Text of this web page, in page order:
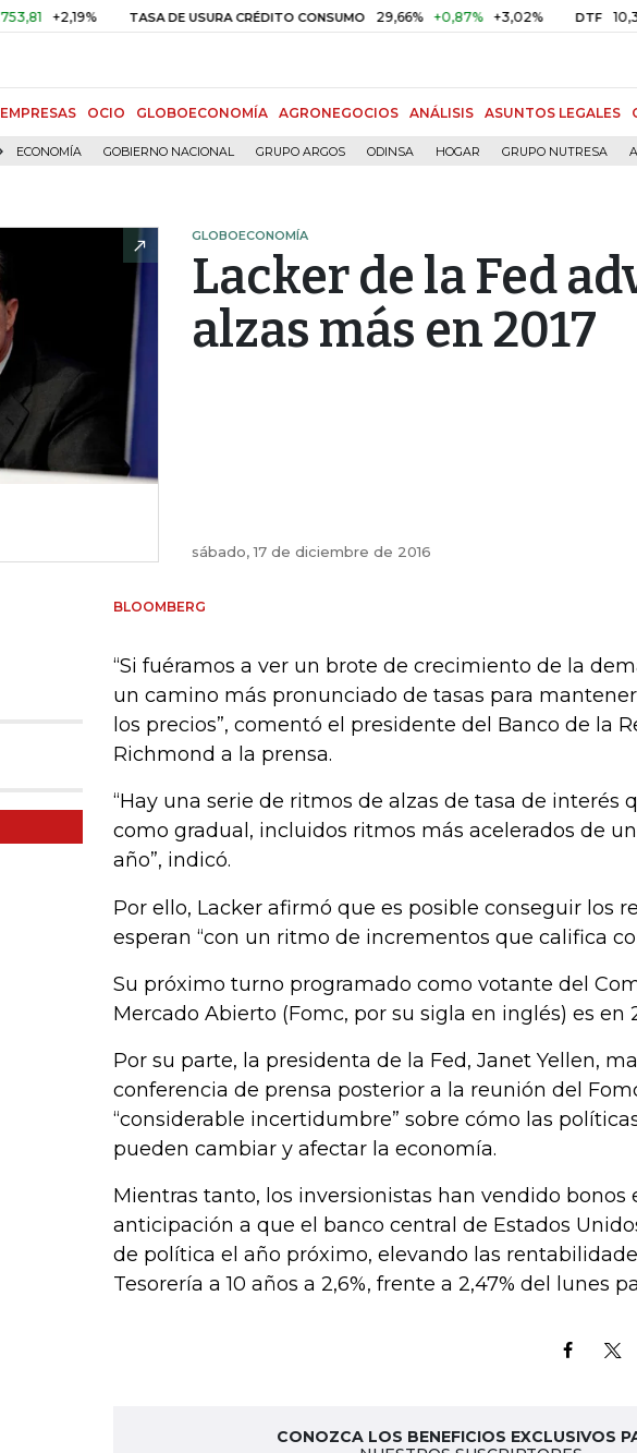
+2,19% TASA DE USURA CRÉDITO CONSUMO 29,66% +0,87% +3,02% DTF 10,34%
EMPRESAS OCIO GLOBOECONOMÍA AGRONEGOCIOS ANÁLISIS ASUNTOS LEGALES
ECONOMÍA GOBIERNO NACIONAL GRUPO ARGOS ODINSA HOGAR GRUPO NUTRESA
GLOBOECONOMÍA
Lacker de la Fed
alzas más en 2017
sábado, 17 de diciembre de 2016
BLOOMBERG
“Si fuéramos a ver un brote de crecimiento de la
un camino más pronunciado de tasas para
los precios”, comentó el presidente del Banco de la
Richmond a la prensa.
“Hay una serie de ritmos de alzas de tasa de interés
como gradual, incluidos ritmos más acelerados de
año”, indicó.
Por ello, Lacker afirmó que es posible conseguir los
esperan “con un ritmo de incrementos que califica
Su próximo turno programado como votante del
Mercado Abierto (Fomc, por su sigla en inglés) es en
Por su parte, la presidenta de la Fed, Janet Yellen,
conferencia de prensa posterior a la reunión del
“considerable incertidumbre” sobre cómo las
pueden cambiar y afectar la economía.
Mientras tanto, los inversionistas han vendido bonos
anticipación a que el banco central de Estados
de política el año próximo, elevando las
Tesorería a 10 años a 2,6%, frente a 2,47% del lunes
CONOZCA LOS BENEFICIOS EXCLUSIVOS